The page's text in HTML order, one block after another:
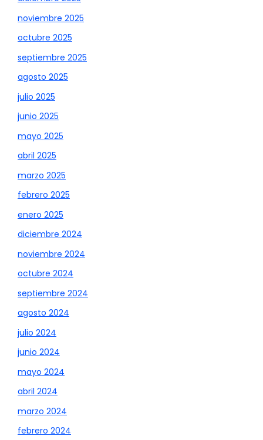
noviembre 2025
octubre 2025
septiembre 2025
agosto 2025
julio 2025
junio 2025
mayo 2025
abril 2025
marzo 2025
febrero 2025
enero 2025
diciembre 2024
noviembre 2024
octubre 2024
septiembre 2024
agosto 2024
julio 2024
junio 2024
mayo 2024
abril 2024
marzo 2024
febrero 2024